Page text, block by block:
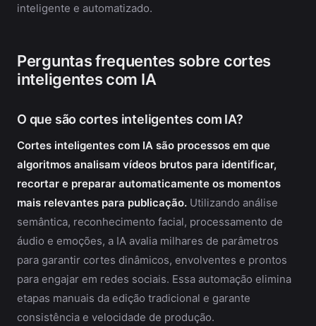
inteligente e automatizado.
Perguntas frequentes sobre cortes
inteligentes com IA
O que são cortes inteligentes com IA?
Cortes inteligentes com IA são processos em que
algoritmos analisam vídeos brutos para identificar,
recortar e preparar automaticamente os momentos
mais relevantes para publicação. Utilizando análise
semântica, reconhecimento facial, processamento de
áudio e emoções, a IA avalia milhares de parâmetros
para garantir cortes dinâmicos, envolventes e prontos
para engajar em redes sociais. Essa automação elimina
etapas manuais da edição tradicional e garante
consistência e velocidade de produção.